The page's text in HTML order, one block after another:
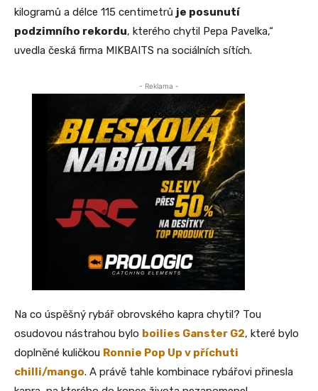
kilogramů a délce 115 centimetrů je posunutí
podzimního rekordu, kterého chytil Pepa Pavelka,“
uvedla česká firma MIKBAITS na sociálních sítích.
- Reklama -
Na co úspěšný rybář obrovského kapra chytil? Tou
osudovou nástrahou bylo boilies Ganster G2, které bylo
doplněné kuličkou Ronnie Pop Up v příchuti
chilli/mango. A právě tahle kombinace rybářovi přinesla